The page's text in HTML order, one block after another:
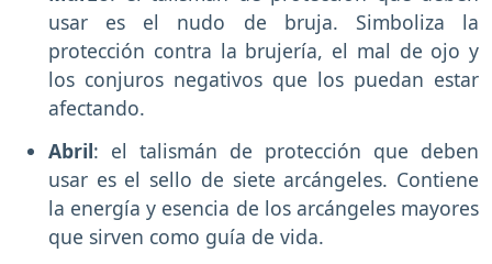
usar es el nudo de bruja. Simboliza la
protección contra la brujería, el mal de ojo y
los conjuros negativos que los puedan estar
afectando.
Abril: el talismán de protección que deben
usar es el sello de siete arcángeles. Contiene
la energía y esencia de los arcángeles mayores
que sirven como guía de vida.